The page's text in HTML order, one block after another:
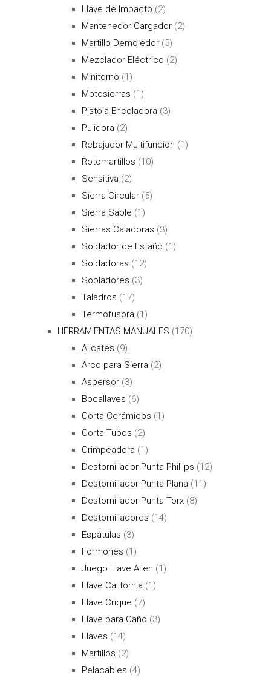
Llave de Impacto (2)
Mantenedor Cargador (2)
Martillo Demoledor (5)
Mezclador Eléctrico (2)
Minitorno (1)
Motosierras (1)
Pistola Encoladora (3)
Pulidora (2)
Rebajador Multifunción (1)
Rotomartillos (10)
Sensitiva (2)
Sierra Circular (5)
Sierra Sable (1)
Sierras Caladoras (3)
Soldador de Estaño (1)
Soldadoras (12)
Sopladores (3)
Taladros (17)
Termofusora (1)
HERRAMIENTAS MANUALES (170)
Alicates (9)
Arco para Sierra (2)
Aspersor (3)
Bocallaves (6)
Corta Cerámicos (1)
Corta Tubos (2)
Crimpeadora (1)
Destornillador Punta Phillips (12)
Destornillador Punta Plana (11)
Destornillador Punta Torx (8)
Destornilladores (14)
Espátulas (3)
Formones (1)
Juego Llave Allen (1)
Llave California (1)
Llave Crique (7)
Llave para Caño (3)
Llaves (14)
Martillos (2)
Pelacables (4)